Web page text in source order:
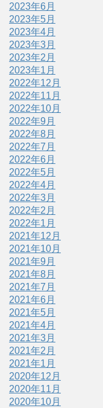
2023年6月
2023年5月
2023年4月
2023年3月
2023年2月
2023年1月
2022年12月
2022年11月
2022年10月
2022年9月
2022年8月
2022年7月
2022年6月
2022年5月
2022年4月
2022年3月
2022年2月
2022年1月
2021年12月
2021年10月
2021年9月
2021年8月
2021年7月
2021年6月
2021年5月
2021年4月
2021年3月
2021年2月
2021年1月
2020年12月
2020年11月
2020年10月